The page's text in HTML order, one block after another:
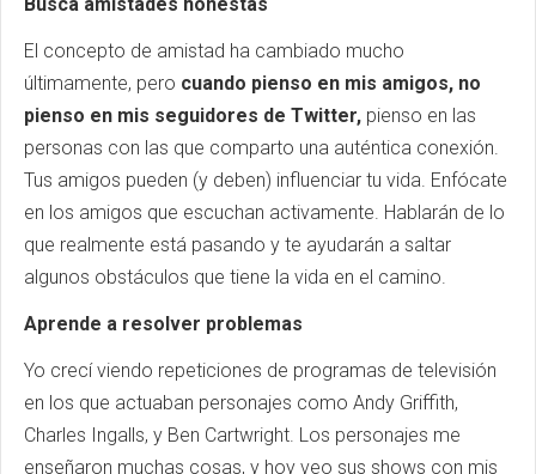
El concepto de amistad ha cambiado mucho
últimamente, pero cuando pienso en mis amigos, no
pienso en mis seguidores de Twitter, pienso en las
personas con las que comparto una auténtica conexión.
Tus amigos pueden (y deben) influenciar tu vida. Enfócate
en los amigos que escuchan activamente. Hablarán de lo
que realmente está pasando y te ayudarán a saltar
algunos obstáculos que tiene la vida en el camino.
Aprende a resolver problemas
Yo crecí viendo repeticiones de programas de televisión
en los que actuaban personajes como Andy Griffith,
Charles Ingalls, y Ben Cartwright. Los personajes me
enseñaron muchas cosas, y hoy veo sus shows con mis